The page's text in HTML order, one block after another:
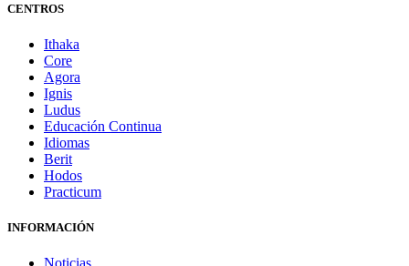
CENTROS
Ithaka
Core
Agora
Ignis
Ludus
Educación Continua
Idiomas
Berit
Hodos
Practicum
INFORMACIÓN